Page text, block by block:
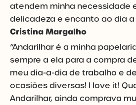
atendem minha necessidade
delicadeza e encanto ao dia a
Cristina Margalho
“Andarilhar é a minha
sempre a ela para a compra
meu dia-a-dia de trabalho e
ocasiões diversas! I love it!
Andarilhar, ainda comprava